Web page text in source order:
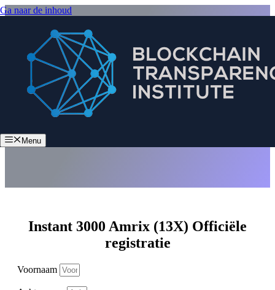
Ga naar de inhoud
Menu
Instant 3000 Amrix (13X) Officiële
registratie
Voornaam